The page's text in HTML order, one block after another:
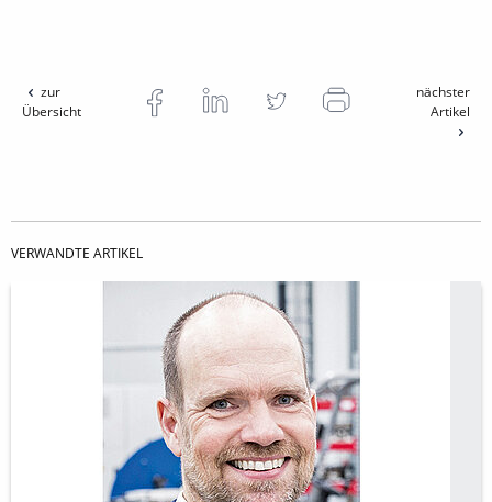
zur
Übersicht
nächster
Artikel
VERWANDTE ARTIKEL